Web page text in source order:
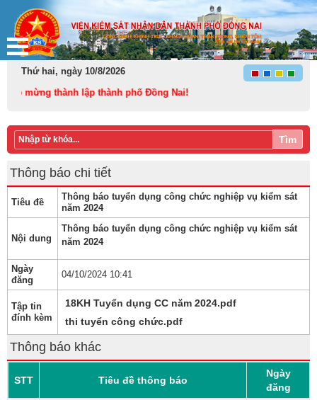
Thứ hai, ngày 10/8/2026
mừng thành lập thành phố Đồng Nai!
Tìm
Thông báo chi tiết
Tiêu đề
Thông báo tuyển dụng công chức nghiệp vụ kiểm sát
năm 2024
Nội dung
​Thông báo tuyển dụng công chức nghiệp vụ kiểm sát
năm 2024
Ngày
đăng
04/10/2024 10:41
Tập tin
đính kèm
18KH Tuyển dụng CC năm 2024.pdf
thi tuyển công chức.pdf
Thông báo khác
STT Tiêu đề thông báo
Ngày
đăng